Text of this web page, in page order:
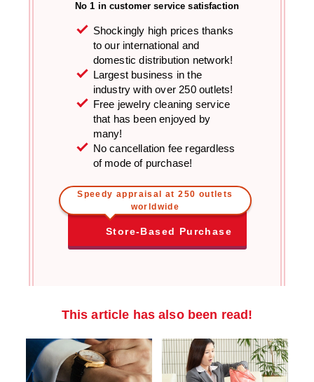
No 1 in customer service satisfaction
Shockingly high prices thanks
to our international and
domestic distribution network!
Largest business in the
industry with over 250 outlets!
Free jewelry cleaning service
that has been enjoyed by
many!
No cancellation fee regardless
of mode of purchase!
Speedy appraisal at 250 outlets
worldwide
Store-Based Purchase
This article has also been read!